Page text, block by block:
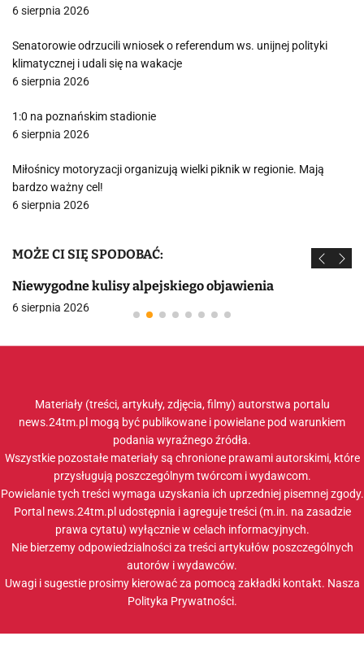
6 sierpnia 2026
Senatorowie odrzucili wniosek o referendum ws. unijnej polityki
klimatycznej i udali się na wakacje
6 sierpnia 2026
1:0 na poznańskim stadionie
6 sierpnia 2026
Miłośnicy motoryzacji organizują wielki piknik w regionie. Mają
bardzo ważny cel!
6 sierpnia 2026
MOŻE CI SIĘ SPODOBAĆ:
Niewygodne kulisy alpejskiego objawienia
6 sierpnia 2026
Materiały (treści, artykuły, zdjęcia, filmy) autorstwa portalu
news.24tm.pl mogą być publikowane i powielane pod warunkiem
podania wyraźnego źródła.
Wszystkie pozostałe materiały są chronione prawami autorskimi, które
przysługują poszczególnym twórcom i wydawcom.
Powielanie tych treści wymaga uzyskania ich uprzedniej pisemnej zgody.
Portal news.24tm.pl udostępnia i agreguje treści (m.in. na zasadzie
prawa cytatu) wyłącznie w celach informacyjnych.
Nie bierzemy odpowiedzialności za treści artykułów poszczególnych
autorów i wydawców.
Uwagi i sugestie prosimy kierować za pomocą zakładki kontakt. Nasza
Polityka Prywatności.